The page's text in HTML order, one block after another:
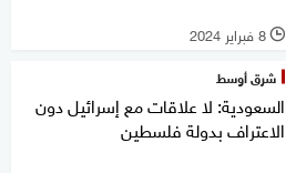
l 8 فبراير 2024
شرق أوسط
السعودية: لا علاقات مع إسرائيل دون
الاعتراف بدولة فلسطين